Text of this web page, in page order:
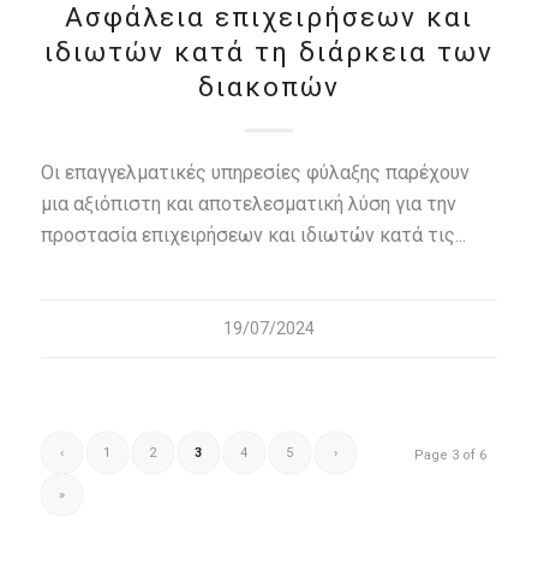
Ασφάλεια επιχειρήσεων και
ιδιωτών κατά τη διάρκεια των
διακοπών
Οι επαγγελματικές υπηρεσίες φύλαξης παρέχουν
μια αξιόπιστη και αποτελεσματική λύση για την
προστασία επιχειρήσεων και ιδιωτών κατά τις...
19/07/2024
Page 3 of 6
‹ 1 2 3 4 5 ›
»